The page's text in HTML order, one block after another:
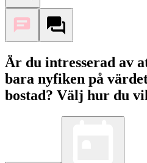
Är du intresserad av
bara nyfiken på
bostad? Välj hur du